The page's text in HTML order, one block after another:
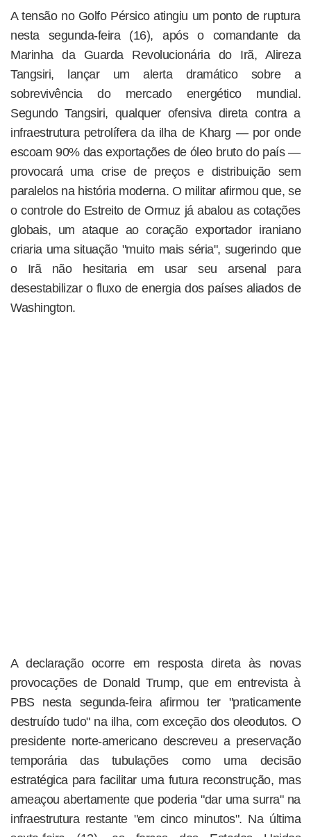
A tensão no Golfo Pérsico atingiu um ponto de ruptura
nesta segunda-feira (16), após o comandante da
Marinha da Guarda Revolucionária do Irã, Alireza
Tangsiri, lançar um alerta dramático sobre a
sobrevivência do mercado energético mundial.
Segundo Tangsiri, qualquer ofensiva direta contra a
infraestrutura petrolífera da ilha de Kharg — por onde
escoam 90% das exportações de óleo bruto do país —
provocará uma crise de preços e distribuição sem
paralelos na história moderna. O militar afirmou que, se
o controle do Estreito de Ormuz já abalou as cotações
globais, um ataque ao coração exportador iraniano
criaria uma situação "muito mais séria", sugerindo que
o Irã não hesitaria em usar seu arsenal para
desestabilizar o fluxo de energia dos países aliados de
Washington.
A declaração ocorre em resposta direta às novas
provocações de Donald Trump, que em entrevista à
PBS nesta segunda-feira afirmou ter "praticamente
destruído tudo" na ilha, com exceção dos oleodutos. O
presidente norte-americano descreveu a preservação
temporária das tubulações como uma decisão
estratégica para facilitar uma futura reconstrução, mas
ameaçou abertamente que poderia "dar uma surra" na
infraestrutura restante "em cinco minutos". Na última